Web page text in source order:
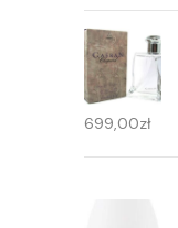
699,00zł